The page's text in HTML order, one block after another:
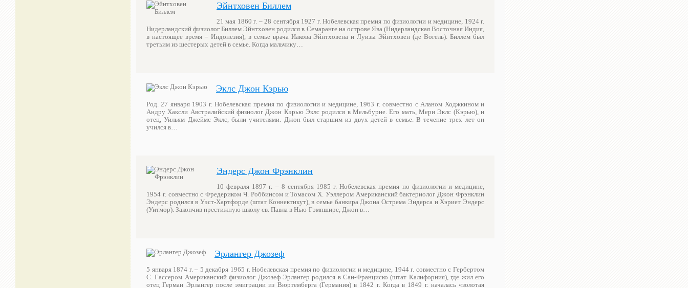
Эйнтховен Биллем
21 мая 1860 г. – 28 сентября 1927 г. Нобелевская премия по физиологии и медицине, 1924 г.
Нидерландский физиолог Биллем Эйнтховен родился в Семаранге на острове Ява (Нидерландская Восточная Индия,
в настоящее время – Индонезия), в семье врача Иакова Эйнтховена и Луизы Эйнтховен (де Вогель). Биллем был
третьим из шестерых детей в семье. Когда мальчику…
Эклс Джон Кэрью
Род. 27 января 1903 г. Нобелевская премия по физиологии и медицине, 1963 г. совместно с Аланом Ходжкином и
Андру Хаксли Австралийский физиолог Джон Кэрью Эклс родился в Мельбурне. Его мать, Мери Эклс (Кэрью), и
отец, Уильям Джеймс Эклс, были учителями. Джон был старшим из двух детей в семье. В течение трех лет он
учился в…
Эндерс Джон Фрэнклин
10 февраля 1897 г. – 8 сентября 1985 г. Нобелевская премия по физиологии и медицине,
1954 г. совместно с Фредериком Ч. Роббинсом и Томасом Х. Уэллером Американский бактериолог Джон Фрэнклин
Эндерс родился в Уэст-Хартфорде (штат Коннектикут), в семье банкира Джона Острема Эндерса и Хэриет Эндерс
(Уитмор). Закончив престижную школу св. Павла в Нью-Гэмпшире, Джон в…
Эрлангер Джозеф
5 января 1874 г. – 5 декабря 1965 г. Нобелевская премия по физиологии и медицине, 1944 г. совместно с Гербертом
С. Гассером Американский физиолог Джозеф Эрлангер родился в Сан-Франциско (штат Калифорния), где жил его
отец Герман Эрлангер после эмиграции из Вюртемберга (Германия) в 1842 г. Когда в 1849 г. началась «золотая